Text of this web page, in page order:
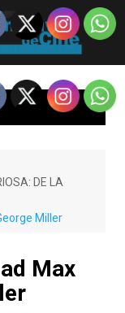
de Cine
encuentro para los
DE LA
Miller
Max